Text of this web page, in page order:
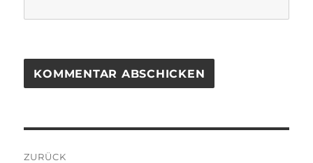
ZURÜCK